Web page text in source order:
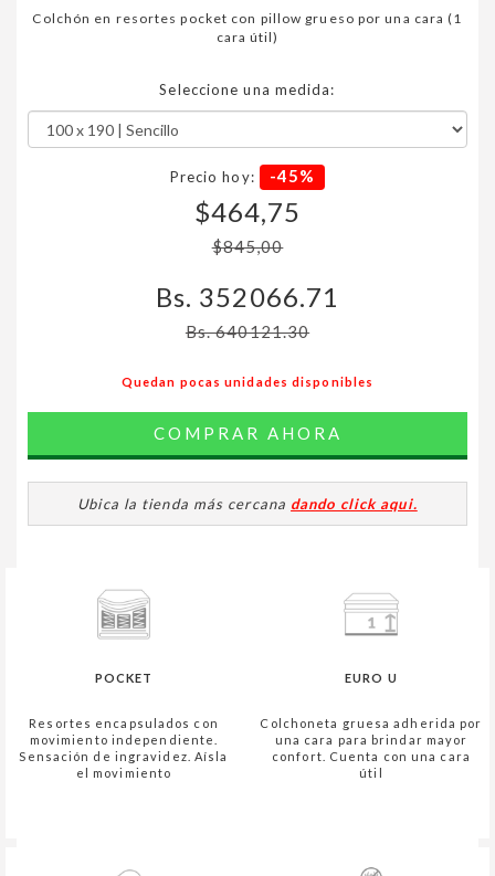
Colchón en resortes pocket con pillow grueso por una cara (1
cara útil)
Seleccione una medida:
Precio hoy: -45%
$464,75
$845,00
Bs. 352066.71
Bs. 640121.30
Quedan pocas unidades disponibles
COMPRAR AHORA
Ubica la tienda más cercana dando click aqui.
POCKET
Resortes encapsulados con
movimiento independiente.
Sensación de ingravidez. Aísla
el movimiento
EURO U
Colchoneta gruesa adherida por
una cara para brindar mayor
confort. Cuenta con una cara
útil